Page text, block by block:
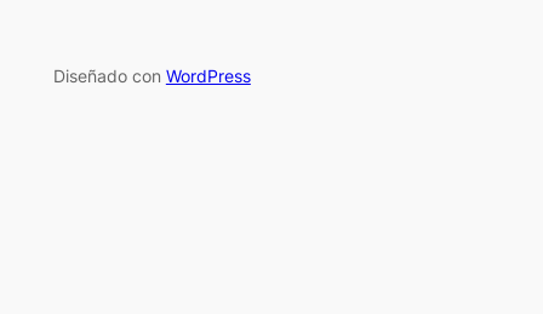
Diseñado con WordPress